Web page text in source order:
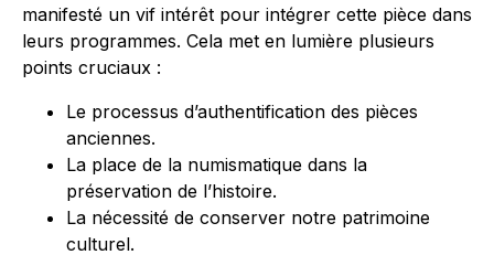
manifesté un vif intérêt pour intégrer cette pièce dans
leurs programmes. Cela met en lumière plusieurs
points cruciaux :
Le processus d’authentification des pièces
anciennes.
La place de la numismatique dans la
préservation de l’histoire.
La nécessité de conserver notre patrimoine
culturel.